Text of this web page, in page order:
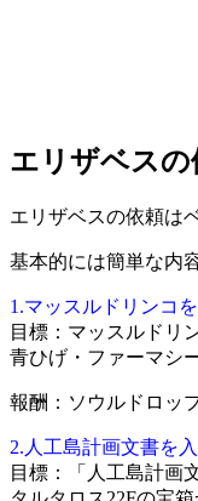
エリザベスの
エリザベスの依頼は
基本的には簡単な内
1.マッスルドリンコ
目標：マッスルドリ
青ひげ・ファーマシ
報酬：ソウルドロッ
2.人工島計画文書を
目標：「人工島計画